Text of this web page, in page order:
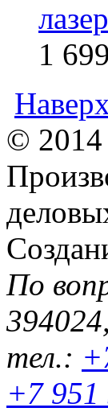
1
© 2014
По
тел.:
+7 951